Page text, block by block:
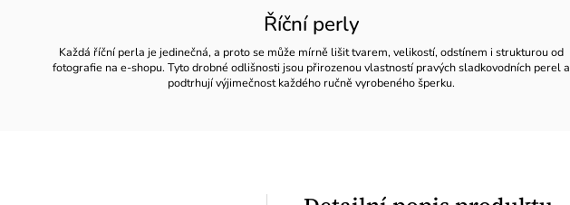
Říční perly
Každá říční perla je jedinečná, a proto se může mírně lišit tvarem, velikostí, odstínem i strukturou od
fotografie na e-shopu. Tyto drobné odlišnosti jsou přirozenou vlastností pravých sladkovodních perel a
podtrhují výjimečnost každého ručně vyrobeného šperku.